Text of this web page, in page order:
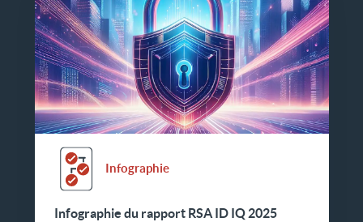
Infographie
Infographie du rapport RSA ID IQ 2025